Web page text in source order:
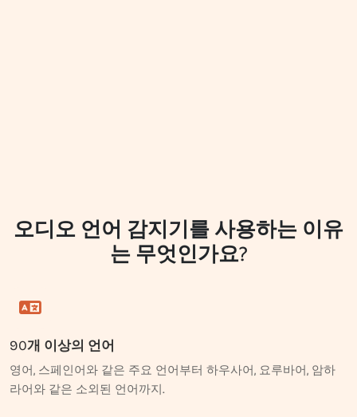
오디오 언어 감지기를 사용하는 이유
는 무엇인가요?
90개 이상의 언어
영어, 스페인어와 같은 주요 언어부터 하우사어, 요루바어, 암하
라어와 같은 소외된 언어까지.